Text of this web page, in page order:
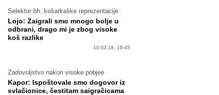
Selektor bh. košarkaške reprezentacije
Lojo: Zaigrali smo mnogo bolje u
odbrani, drago mi je zbog visoke
koš razlike
10.02.18. 19:45
Zadovoljstvo nakon visoke pobjee
Kapor: Ispoštovale smo dogovor iz
svlačionice, čestitam saigračicama